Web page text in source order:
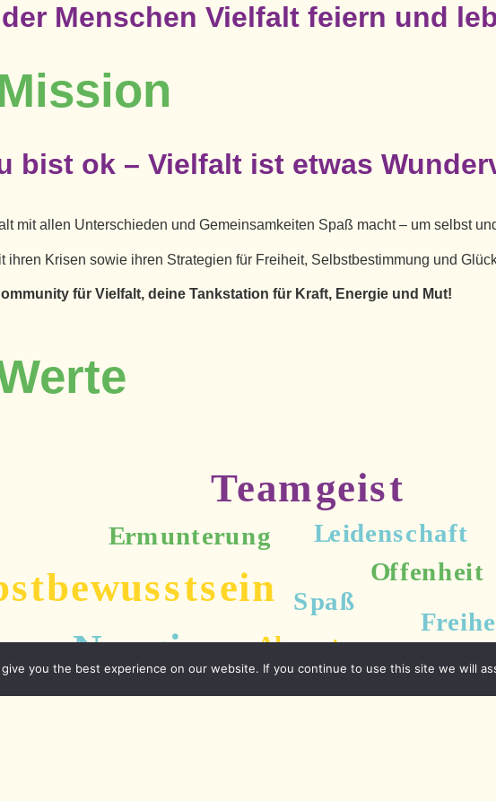
Menschen Vielfalt feiern und
bist ok – Vielfalt ist etwas
mit allen Unterschieden und Gemeinsamkeiten Spaß macht – um selbst
ihren Krisen sowie ihren Strategien für Freiheit, Selbstbestimmung und
für Vielfalt, deine Tankstation für Kraft, Energie und Mut!
you the best experience on our website. If you continue to use this site we will